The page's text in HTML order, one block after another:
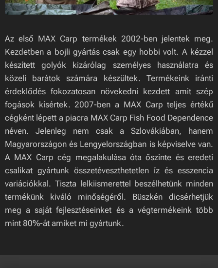
Az első MAX Carp termékek 2002-ben jelentek meg.
Kezdetben a bojli gyártás csak egy hobbi volt. A kézzel
készített golyók kizárólag személyes használatra és
közeli barátok számára készültek. Termékeink iránti
érdeklődés fokozatosan növekedni kezdett amit szép
fogások kísértek. 2007-ben a MAX Carp teljes értékű
cégként lépett a piacra MAX Carp Fish Food Dependence
néven. Jelenleg nem csak a Szlovákiában, hanem
Magyarországon és Lengyelországban is képviselve van.
A MAX Carp cég megalakulása óta őszinte és eredeti
csalikat gyártunk összetéveszthetetlen íz és esszencia
variációkkal. Tiszta lelkiismerettel beszélhetünk minden
termékünk kiváló minőségéről. Büszkén dicsérhetjük
meg a saját fejlesztéseinket és a végtermékeink több
mint 80%-át amiket mi gyártunk.